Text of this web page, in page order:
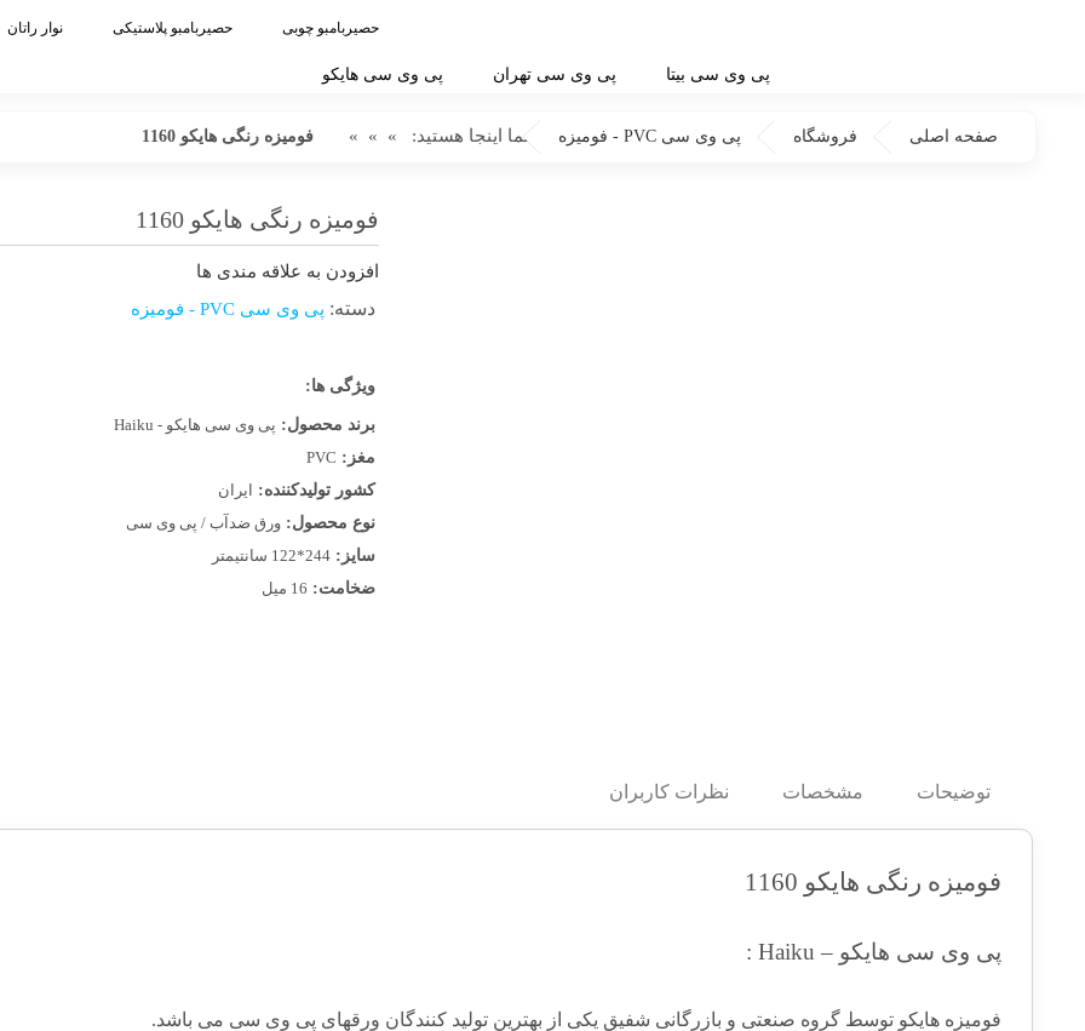
حصیربامبو چوبی حصیربامبو پلاستیکی نوار راتان
پی وی سی بیتا پی وی سی تهران پی وی سی هایکو
شما اینجا هستید: صفحه اصلی » فروشگاه » پی وی سی PVC - فومیزه » فومیزه رنگی هایکو 1160
فومیزه رنگی هایکو 1160
افزودن به علاقه مندی ها
دسته: پی وی سی PVC - فومیزه
ویژگی ها:
برند محصول: پی وی سی هایکو - Haiku
مغز: PVC
کشور تولیدکننده:
ایران
نوع محصول: ورق ضدآب / پی وی سی
سایز: 244*122 سانتیمتر
ضخامت: 16 میل
توضیحات مشخصات نظرات کاربران
فومیزه رنگی هایکو 1160
پی وی سی هایکو – Haiku :
فومیزه هایکو توسط گروه صنعتی و بازرگانی شفیق یکی از بهترین تولید کنندگان ورقهای پی وی سی می باشد.